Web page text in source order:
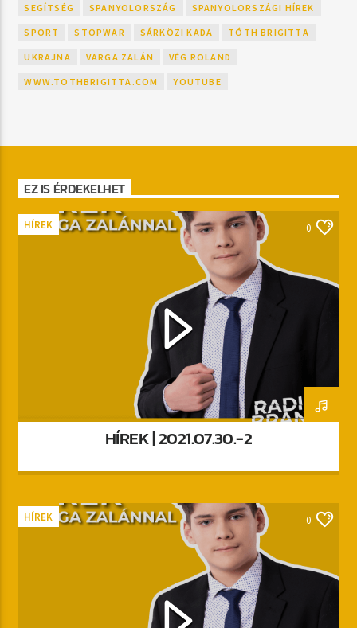
SEGÍTSÉG SPANYOLORSZÁG SPANYOLORSZÁGI HÍREK
SPORT STOPWAR SÁRKÖZI KADA TÓTH BRIGITTA
UKRAJNA VARGA ZALÁN VÉG ROLAND
WWW.TOTHBRIGITTA.COM YOUTUBE
EZ IS ÉRDEKELHET
HÍREK 0
HÍREK | 2021.07.30.-2
HÍREK 0